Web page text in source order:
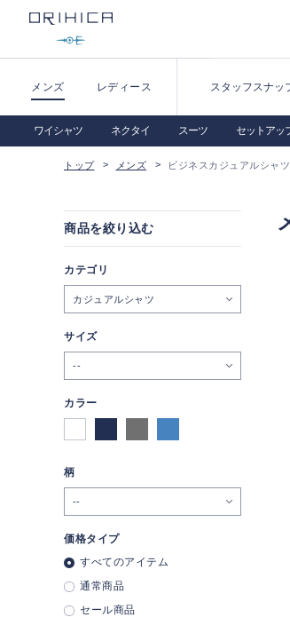
メンズ レディース スタッフスナッ
ワイシャツ ネクタイ スーツ セットアッ
トップ メンズ ビジネスカジュアルシャツ
商品を絞り込む
カテゴリ
カジュアルシャツ
サイズ
--
カラー
柄
価格タイプ
すべてのアイテム
通常商品
セール商品